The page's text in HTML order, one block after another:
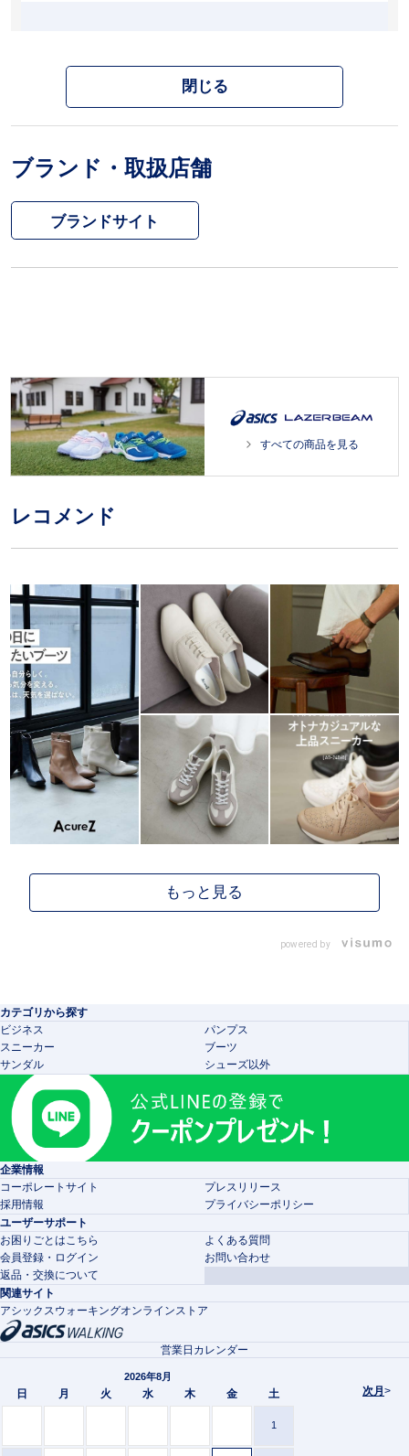
閉じる
ブランド・取扱店舗
ブランドサイト
すべての商品を見る
レコメンド
powered by
カテゴリから探す
ビジネス
パンプス
スニーカー
ブーツ
サンダル
シューズ以外
企業情報
コーポレートサイト
プレスリリース
採用情報
プライバシーポリシー
ユーザーサポート
お困りごとはこちら
よくある質問
会員登録・ログイン
お問い合わせ
返品・交換について
関連サイト
アシックスウォーキングオンラインストア
次月>
営業日カレンダー
2026年8月
日 月 火 水 木 金 土
1